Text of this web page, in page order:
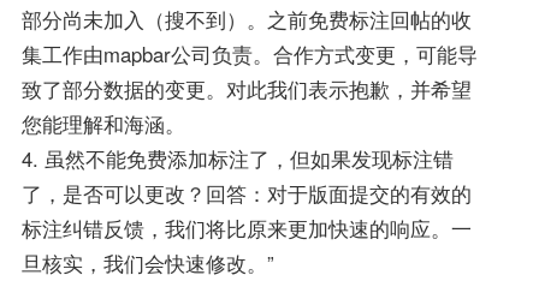
部分尚未加入（搜不到）。之前免费标注回帖的收
集工作由mapbar公司负责。合作方式变更，可能导
致了部分数据的变更。对此我们表示抱歉，并希望
您能理解和海涵。
4. 虽然不能免费添加标注了，但如果发现标注错
了，是否可以更改？回答：对于版面提交的有效的
标注纠错反馈，我们将比原来更加快速的响应。一
旦核实，我们会快速修改。”